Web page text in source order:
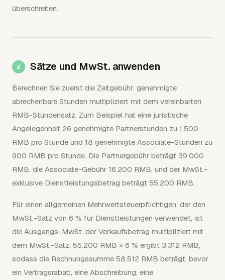
überschreiten.
Sätze und MwSt. anwenden
Berechnen Sie zuerst die Zeitgebühr: genehmigte
abrechenbare Stunden multipliziert mit dem vereinbarten
RMB-Stundensatz. Zum Beispiel hat eine juristische
Angelegenheit 26 genehmigte Partnerstunden zu 1.500
RMB pro Stunde und 18 genehmigte Associate-Stunden zu
900 RMB pro Stunde. Die Partnergebühr beträgt 39.000
RMB, die Associate-Gebühr 16.200 RMB, und der MwSt.-
exklusive Dienstleistungsbetrag beträgt 55.200 RMB.
Für einen allgemeinen Mehrwertsteuerpflichtigen, der den
MwSt.-Satz von 6 % für Dienstleistungen verwendet, ist
die Ausgangs-MwSt. der Verkaufsbetrag multipliziert mit
dem MwSt.-Satz. 55.200 RMB × 6 % ergibt 3.312 RMB,
sodass die Rechnungssumme 58.512 RMB beträgt, bevor
ein Vertragsrabatt, eine Abschreibung, eine